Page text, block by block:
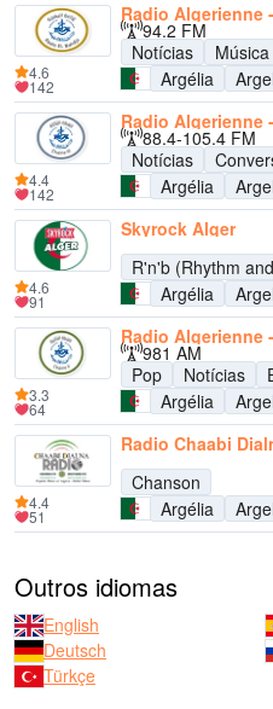
Radio Algerienne
94.2 FM
Notícias
Argélia
4.6
142
Radio Algerienne
88.4-105.4 FM
Notícias
Argélia
4.4
142
Skyrock Alger
R'n'b (Rhythm
Argélia
4.6
91
Radio Algerienne
981 AM
Pop
Notícias
Argélia
3.3
64
Radio Chaabi
Chanson
Argélia
4.4
51
Outros idiomas
English
Deutsch
Türkçe